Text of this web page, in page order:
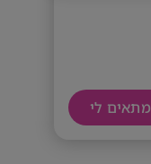
מתאים לי